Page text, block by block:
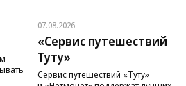
07.08.2026
«Сервис путешествий
Туту»
Сервис путешествий «Туту»